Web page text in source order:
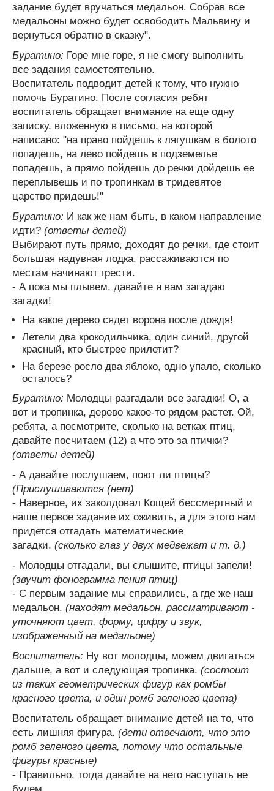
задание будет вручаться медальон. Собрав все
медальоны можно будет освободить Мальвину и
вернуться обратно в сказку".
Буратино: Горе мне горе, я не смогу выполнить
все задания самостоятельно.
Воспитатель подводит детей к тому, что нужно
помочь Буратино. После согласия ребят
воспитатель обращает внимание на еще одну
записку, вложенную в письмо, на которой
написано: "на право пойдешь к лягушкам в болото
попадешь, на лево пойдешь в подземелье
попадешь, а прямо пойдешь до речки дойдешь ее
переплывешь и по тропинкам в тридевятое
царство придешь!"
Буратино: И как же нам быть, в каком направление
идти? (ответы детей)
Выбирают путь прямо, доходят до речки, где стоит
большая надувная лодка, рассаживаются по
местам начинают грести.
- А пока мы плывем, давайте я вам загадаю
загадки!
На какое дерево сядет ворона после дождя!
Летели два крокодильчика, один синий, другой
красный, кто быстрее прилетит?
На березе росло два яблоко, одно упало, сколько
осталось?
Буратино: Молодцы разгадали все загадки! О, а
вот и тропинка, дерево какое-то рядом растет. Ой,
ребята, а посмотрите, сколько на ветках птиц,
давайте посчитаем (12) а что это за птички?
(ответы детей)
- А давайте послушаем, поют ли птицы?
(Прислушиваются (нет)
- Наверное, их заколдовал Кощей бессмертный и
наше первое задание их оживить, а для этого нам
придется отгадать математические
загадки. (сколько глаз у двух медвежат и т. д.)
- Молодцы отгадали, вы слышите, птицы запели!
(звучит фонограмма пения птиц)
- С первым задание мы справились, а где же наш
медальон. (находят медальон, рассматривают -
уточняют цвет, форму, цифру и звук,
изображенный на медальоне)
Воспитатель: Ну вот молодцы, можем двигаться
дальше, а вот и следующая тропинка. (состоит
из таких геометрических фигур как ромбы
красного цвета, и один ромб зеленого цвета)
Воспитатель обращает внимание детей на то, что
есть лишняя фигура. (дети отвечают, что это
ромб зеленого цвета, потому что остальные
фигуры красные)
- Правильно, тогда давайте на него наступать не
будем.